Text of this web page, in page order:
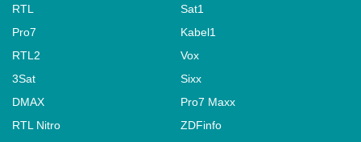
RTL
Sat1
Pro7
Kabel1
RTL2
Vox
3Sat
Sixx
DMAX
Pro7 Maxx
RTL Nitro
ZDFinfo